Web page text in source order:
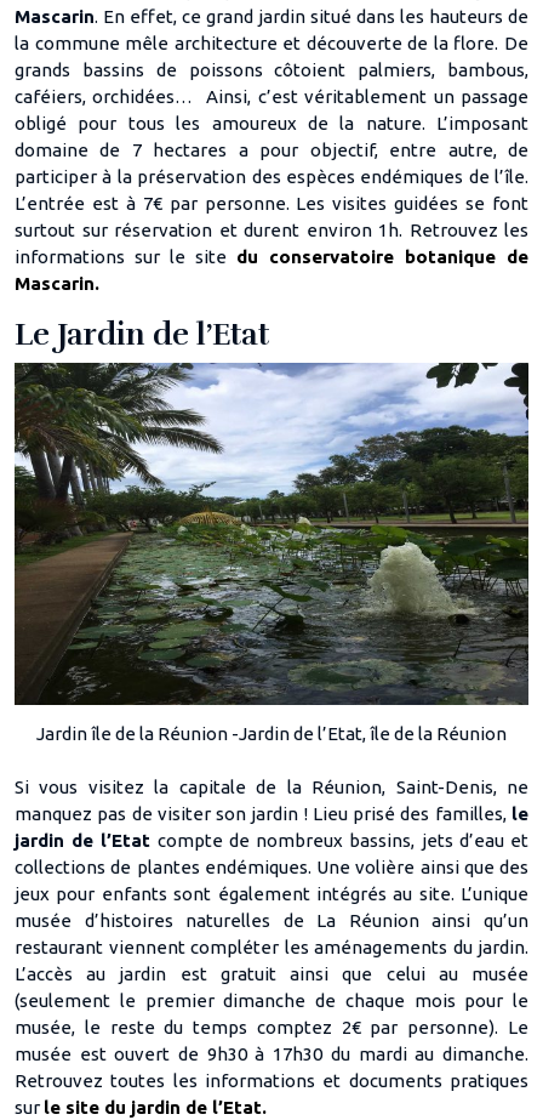
Mascarin. En effet, ce grand jardin situé dans les hauteurs de
la commune mêle architecture et découverte de la flore. De
grands bassins de poissons côtoient palmiers, bambous,
caféiers, orchidées… Ainsi, c’est véritablement un passage
obligé pour tous les amoureux de la nature. L’imposant
domaine de 7 hectares a pour objectif, entre autre, de
participer à la préservation des espèces endémiques de l’île.
L’entrée est à 7€ par personne. Les visites guidées se font
surtout sur réservation et durent environ 1h. Retrouvez les
informations sur le site du conservatoire botanique de
Mascarin.
Le Jardin de l’Etat
Jardin île de la Réunion -Jardin de l’Etat, île de la Réunion
Si vous visitez la capitale de la Réunion, Saint-Denis, ne
manquez pas de visiter son jardin ! Lieu prisé des familles, le
jardin de l’Etat compte de nombreux bassins, jets d’eau et
collections de plantes endémiques. Une volière ainsi que des
jeux pour enfants sont également intégrés au site. L’unique
musée d’histoires naturelles de La Réunion ainsi qu’un
restaurant viennent compléter les aménagements du jardin.
L’accès au jardin est gratuit ainsi que celui au musée
(seulement le premier dimanche de chaque mois pour le
musée, le reste du temps comptez 2€ par personne). Le
musée est ouvert de 9h30 à 17h30 du mardi au dimanche.
Retrouvez toutes les informations et documents pratiques
sur le site du jardin de l’Etat.